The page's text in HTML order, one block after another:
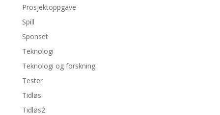
Prosjektoppgave
Spill
Sponset
Teknologi
Teknologi og forskning
Tester
Tidløs
Tidløs2